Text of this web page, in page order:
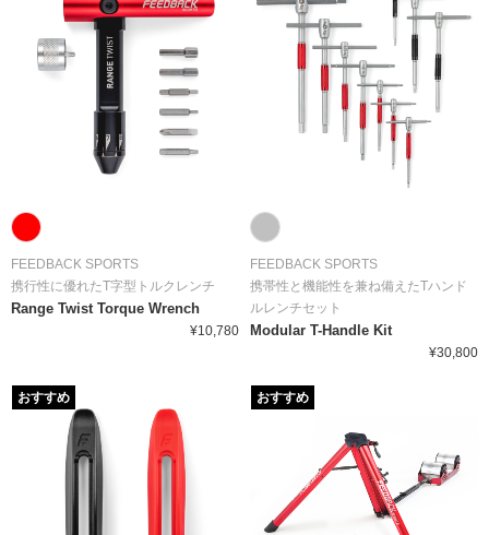
FEEDBACK SPORTS
携行性に優れたT字型トルクレンチ
Range Twist Torque Wrench
¥10,780
FEEDBACK SPORTS
携帯性と機能性を兼ね備えたTハンド
ルレンチセット
Modular T-Handle Kit
¥30,800
おすすめ おすすめ